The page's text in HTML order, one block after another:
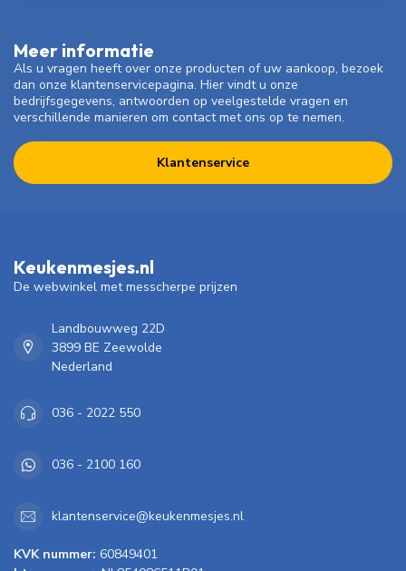
Meer informatie
Als u vragen heeft over onze producten of uw aankoop, bezoek
dan onze klantenservicepagina. Hier vindt u onze
bedrijfsgegevens, antwoorden op veelgestelde vragen en
verschillende manieren om contact met ons op te nemen.
Klantenservice
Keukenmesjes.nl
De webwinkel met messcherpe prijzen
Landbouwweg 22D
3899 BE Zeewolde
Nederland
036 - 2022 550
036 - 2100 160
klantenservice@keukenmesjes.nl
KVK nummer: 60849401